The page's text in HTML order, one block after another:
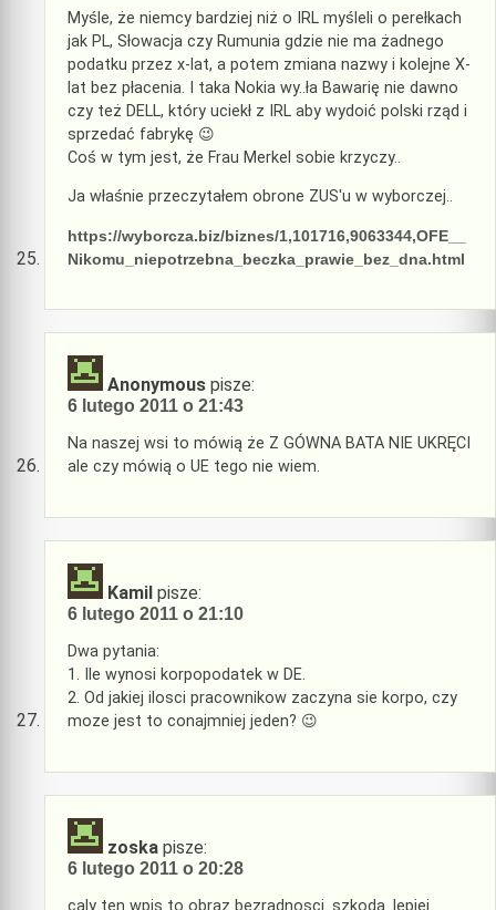
Myśle, że niemcy bardziej niż o IRL myśleli o perełkach
jak PL, Słowacja czy Rumunia gdzie nie ma żadnego
podatku przez x-lat, a potem zmiana nazwy i kolejne X-
lat bez płacenia. I taka Nokia wy..ła Bawarię nie dawno
czy też DELL, który uciekł z IRL aby wydoić polski rząd i
sprzedać fabrykę 😉
Coś w tym jest, że Frau Merkel sobie krzyczy..
Ja właśnie przeczytałem obrone ZUS'u w wyborczej..
https://wyborcza.biz/biznes/1,101716,9063344,OFE__
Nikomu_niepotrzebna_beczka_prawie_bez_dna.html
Anonymous pisze:
6 lutego 2011 o 21:43
Na naszej wsi to mówią że Z GÓWNA BATA NIE UKRĘCI
ale czy mówią o UE tego nie wiem.
Kamil pisze:
6 lutego 2011 o 21:10
Dwa pytania:
1. Ile wynosi korpopodatek w DE.
2. Od jakiej ilosci pracownikow zaczyna sie korpo, czy
moze jest to conajmniej jeden? 😉
zoska pisze:
6 lutego 2011 o 20:28
caly ten wpis to obraz bezradnosci. szkoda. lepiej